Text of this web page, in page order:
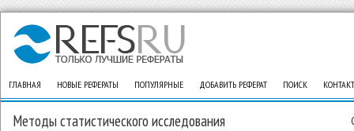
ГЛАВНАЯ НОВЫЕ РЕФЕРАТЫ ПОПУЛЯРНЫЕ ДОБАВИТЬ РЕФЕРАТ ПОИСК
Методы статистического исследования